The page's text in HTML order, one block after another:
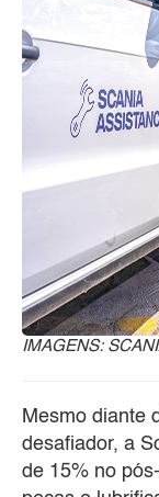
IMAGENS:
Mesmo diante
desafiador, a
de 15% no